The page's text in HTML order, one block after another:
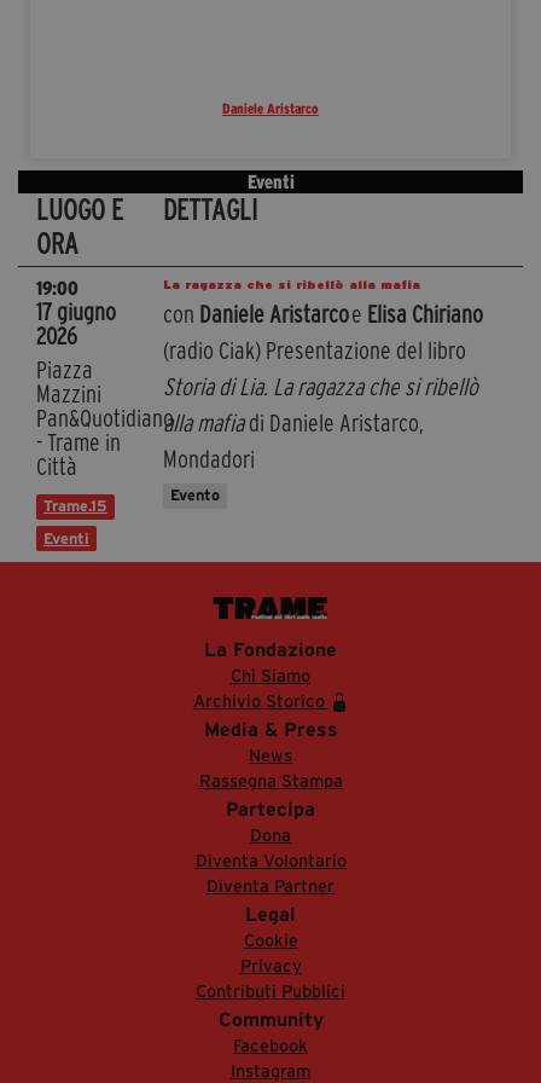
Daniele Aristarco
Eventi
LUOGO E
ORA
DETTAGLI
19:00
17 giugno
2026
Piazza
Mazzini
Pan&Quotidiano
- Trame in
Città
Trame.15
Eventi
La ragazza che si ribellò alla mafia
con Daniele Aristarcoe Elisa Chiriano
(radio Ciak) Presentazione del libro
Storia di Lia. La ragazza che si ribellò
alla mafiadi Daniele Aristarco,
Mondadori
Evento
La Fondazione
Chi Siamo
Archivio Storico
Media & Press
News
Rassegna Stampa
Partecipa
Dona
Diventa Volontario
Diventa Partner
Legal
Cookie
Privacy
Contributi Pubblici
Community
Facebook
Instagram